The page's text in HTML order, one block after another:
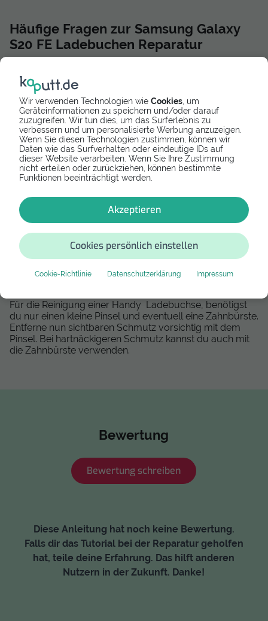
Wir verwenden Technologien wie Cookies , um
Geräteinformationen zu speichern und/oder darauf
zuzugreifen. Wir tun dies, um das Surferlebnis zu
verbessern und um personalisierte Werbung anzuzeigen.
Wenn Sie diesen Technologien zustimmen, können wir
Daten wie das Surfverhalten oder eindeutige IDs auf
dieser Website verarbeiten. Wenn Sie Ihre Zustimmung
nicht erteilen oder zurückziehen, können bestimmte
Funktionen beeinträchtigt werden.
Akzeptieren
Cookies persönlich einstellen
Cookie-Richtlinie Datenschutzerklärung Impressum
Häufige Fragen zur Samsung Galaxy
S20 FE Ladebuchen Reparatur
Reparatur?
Eine neue Galaxy S20 FE Ladebuchse kostet ca. 15,90 €
bis 29,90 €. Möchtest du deine Galaxy S20 FE
Ladebuchse vor Ort reparieren lassen, dann sehe jetzt
auf kaputt.de alle Werkstätten inkl. Reparaturpreise ein.
Was tun wenn mein Galaxy S20 FE nicht mehr lädt?
Wenn dein Galaxy S20 FE nicht mehr lädt, dann
versuche es erst neu zu starten. Sollte das nicht helfen,
dann schließe das Ladegerät an einen anderen USB-
Port an und teste so dein Ladegerät auf dessen
Funktionalität.
Bringt das auch keinen Erfolg, dann reinige deine
Ladebuchse vorsichtig.
Wie reinige ich meine Samsung Galaxy S20 FE
Für die Reinigung einer Handy Ladebuchse, benötigst
du nur einen kleine Pinsel und eventuell eine Zahnbürste.
Entferne nun sichtbaren Schmutz vorsichtig mit dem
Pinsel. Bei hartnäckigeren Schmutz kannst du auch mit
die Zahnbürste verwenden.
Bewertung
Bewertung schreiben
Diese Anleitung hat noch keine Bewertung.
Falls dir das Tutorial bei der Reparatur geholfen
hat, teile deine Erfahrung. Das hilft anderen
Nutzern in der Zukunft. Danke!